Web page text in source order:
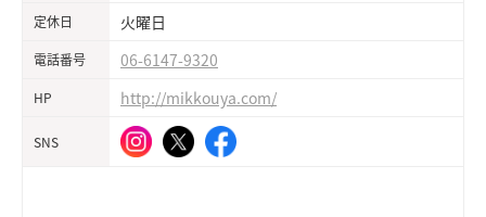
定休日 火曜日
電話番号 06-6147-9320
HP http://mikkouya.com/
SNS